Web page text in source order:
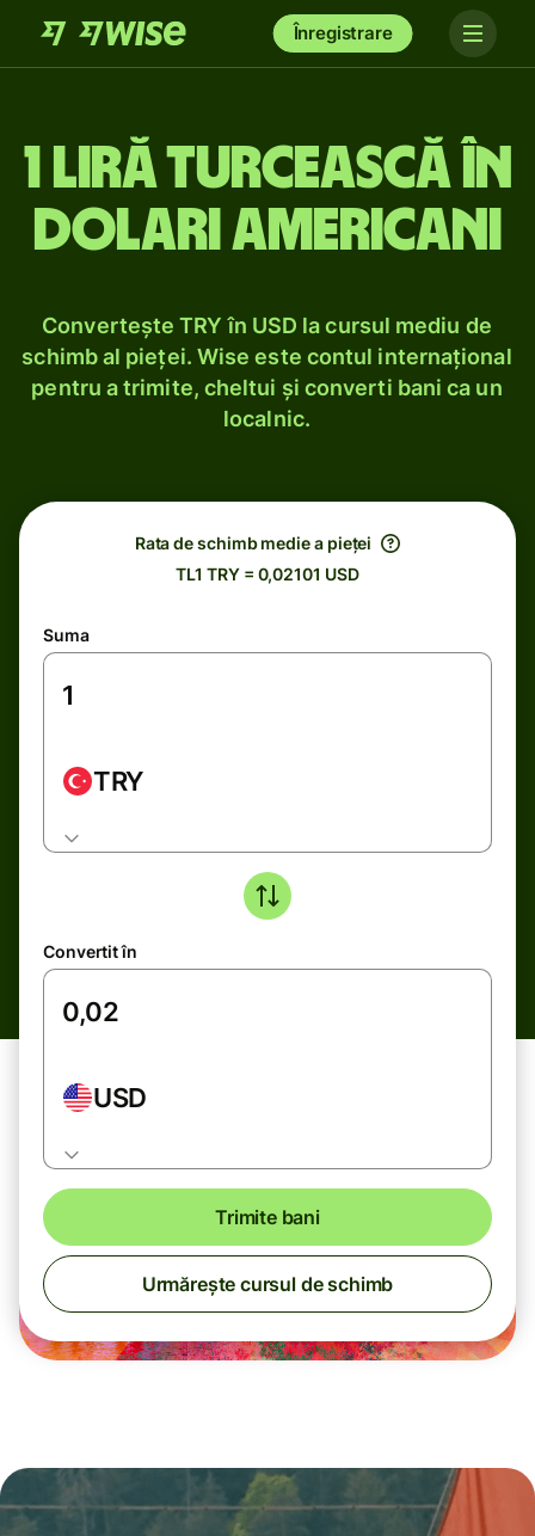
Înregistrare
1 liră turcească în
dolari americani
Convertește TRY în USD la cursul mediu de
schimb al pieței. Wise este contul internațional
pentru a trimite, cheltui și converti bani ca un
localnic.
Rata de schimb medie a pieței
TL1 TRY = 0,02101 USD
Suma
TRY
Convertit în
USD
Trimite bani
Urmărește cursul de schimb